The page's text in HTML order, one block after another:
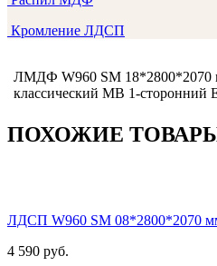
Кромление ЛДСП
ЛМДФ W960 SM 18*2800*2070
классический MB 1-сторонний
ПОХОЖИЕ
ЛДСП W960 SM 08*2800*2070
4 590 руб.